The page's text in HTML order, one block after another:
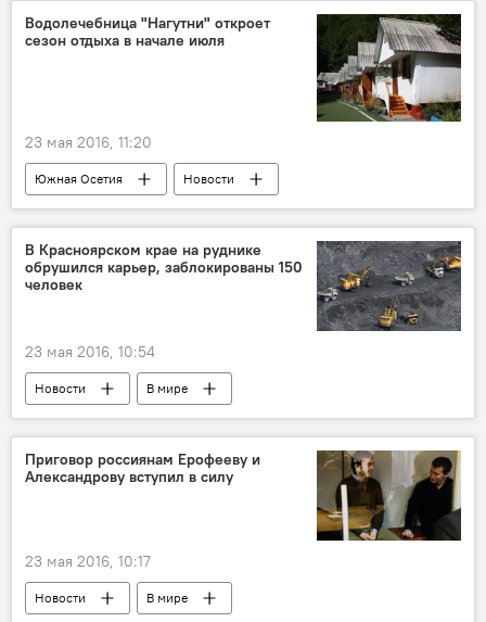
Водолечебница "Нагутни" откроет
сезон отдыха в начале июля
23 мая 2016, 11:20
Южная Осетия Новости
В Красноярском крае на руднике
обрушился карьер, заблокированы 150
человек
23 мая 2016, 10:54
Новости В мире
Приговор россиянам Ерофееву и
Александрову вступил в силу
23 мая 2016, 10:17
Новости В мире